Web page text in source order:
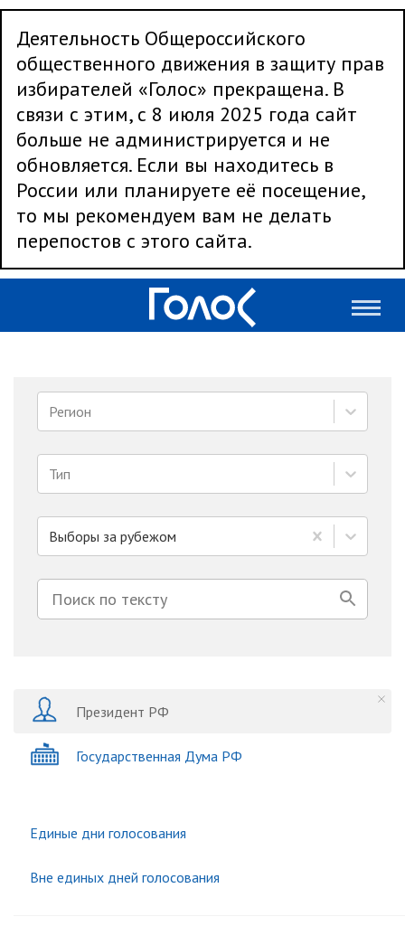
Деятельность Общероссийского
общественного движения в защиту прав
избирателей «Голос» прекращена. В
связи с этим, с 8 июля 2025 года сайт
больше не администрируется и не
обновляется. Если вы находитесь в
России или планируете её посещение,
то мы рекомендуем вам не делать
перепостов с этого сайта.
Регион
Тип
Выборы за рубежом
Президент РФ
Государственная Дума РФ
Единые дни голосования
Вне единых дней голосования